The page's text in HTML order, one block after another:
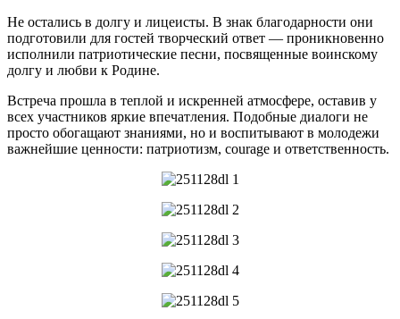
Не остались в долгу и лицеисты. В знак благодарности они
подготовили для гостей творческий ответ — проникновенно
исполнили патриотические песни, посвященные воинскому
долгу и любви к Родине.
Встреча прошла в теплой и искренней атмосфере, оставив у
всех участников яркие впечатления. Подобные диалоги не
просто обогащают знаниями, но и воспитывают в молодежи
важнейшие ценности: патриотизм, courage и ответственность.